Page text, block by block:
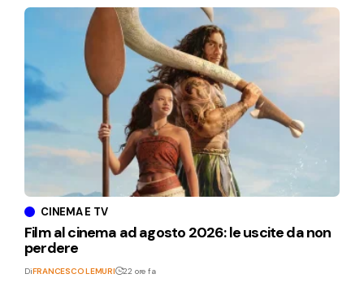
CINEMA E TV
Film al cinema ad agosto 2026: le uscite da non
perdere
DiFRANCESCO LEMURI 22 ore fa